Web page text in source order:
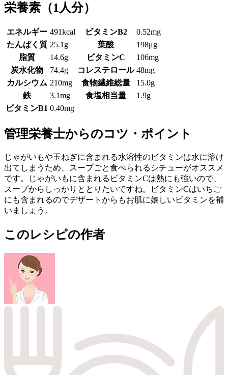
栄養素 （1人分）
エネルギー 491kcal ビタミンB2
0.52mg
たんぱく質 25.1g 葉酸
198μg
脂質
14.6g ビタミンC
106mg
炭水化物
74.4g コレステロール 48mg
カルシウム 210mg 食物繊維総量
15.0g
鉄
3.1mg 食塩相当量
1.9g
ビタミンB1 0.40mg
管理栄養士からのコツ・ポイント
じゃがいもや玉ねぎに含まれる水溶性のビタミンは水に溶け
出てしまうため、スープごと食べられるシチューがオススメ
です。じゃがいもに含まれるビタミンCは熱にも強いので、
スープからしっかりととりたいですね。ビタミンCはいちご
にも含まれるのでデザートからもお肌に嬉しいビタミンを補
いましょう。
このレシピの作者